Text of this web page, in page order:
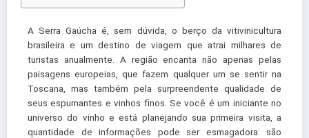
A Serra Gaúcha é, sem dúvida, o berço da vitivinicultura
brasileira e um destino de viagem que atrai milhares de
turistas anualmente. A região encanta não apenas pelas
paisagens europeias, que fazem qualquer um se sentir na
Toscana, mas também pela surpreendente qualidade de
seus espumantes e vinhos finos. Se você é um iniciante no
universo do vinho e está planejando sua primeira visita, a
quantidade de informações pode ser esmagadora: são